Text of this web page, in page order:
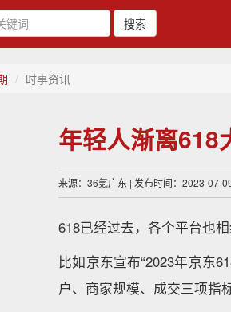
搜索
时事资讯
年轻人渐离618
来源：36氪广东 | 发布时间：2023-07-
618已经过去，各个平台也
比如京东宣布“2023年京东
户、商家规模、成交三项指